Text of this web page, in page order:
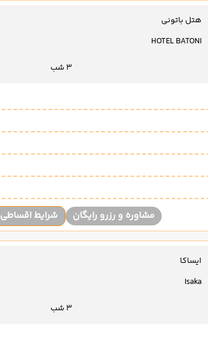
هتل باتونی
HOTEL BATONI
3 شب
مشاوره و رزرو رایگان شرایط اقساطی
ایساکا
Isaka
3 شب